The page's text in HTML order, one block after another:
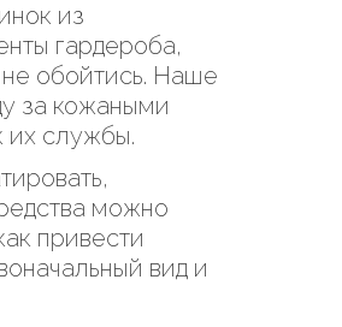
из
гардероба,
обойтись. Наше
за кожаными
их службы.
можно
привести
вид и